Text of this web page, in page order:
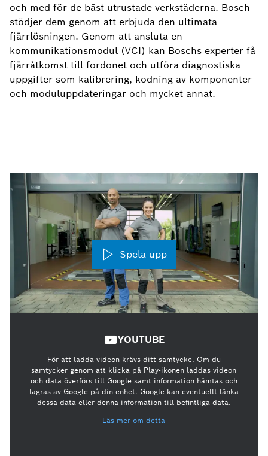
och med för de bäst utrustade verkstäderna. Bosch
stödjer dem genom att erbjuda den ultimata
fjärrlösningen. Genom att ansluta en
kommunikationsmodul (VCI) kan Boschs experter få
fjärråtkomst till fordonet och utföra diagnostiska
uppgifter som kalibrering, kodning av komponenter
och moduluppdateringar och mycket annat.
Spela upp
YOUTUBE
För att ladda videon krävs ditt samtycke. Om du
samtycker genom att klicka på Play-ikonen laddas videon
och data överförs till Google samt information hämtas och
lagras av Google på din enhet. Google kan eventuellt länka
dessa data eller denna information till befintliga data.
Läs mer om detta